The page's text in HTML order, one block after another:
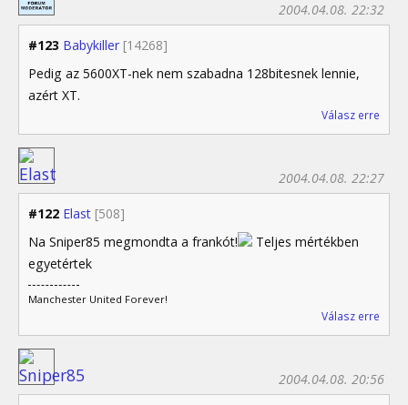
#123 Babykiller [14268]
2004.04.08. 22:32
Pedig az 5600XT-nek nem szabadna 128bitesnek lennie,
azért XT.
Válasz erre
#122 Elast [508]
2004.04.08. 22:27
Na Sniper85 megmondta a frankót!
Teljes mértékben
egyetértek
Manchester United Forever!
Válasz erre
2004.04.08. 20:56